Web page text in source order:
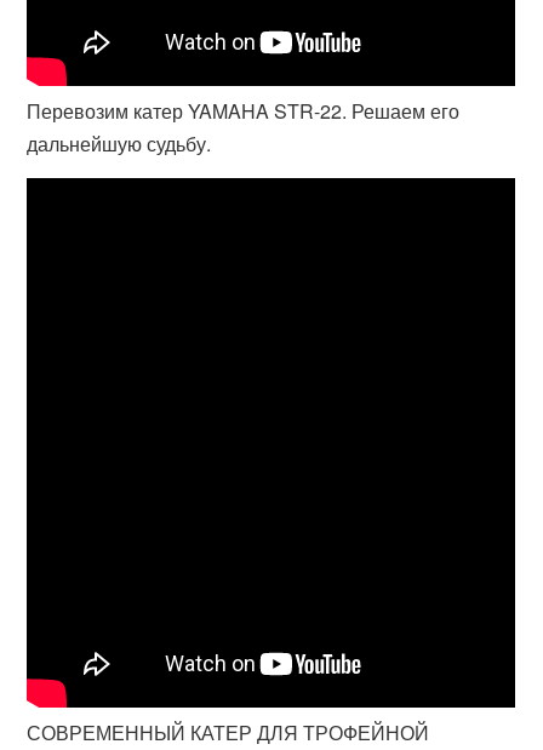
Перевозим катер YAMAHA STR-22. Решаем его
дальнейшую судьбу.
СОВРЕМЕННЫЙ КАТЕР ДЛЯ ТРОФЕЙНОЙ